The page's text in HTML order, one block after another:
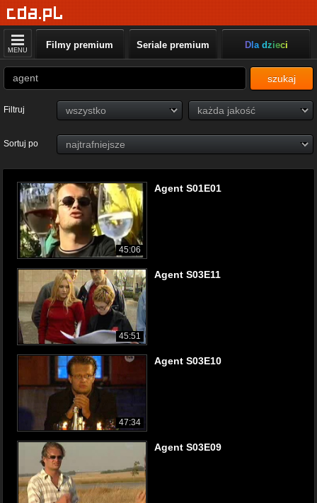
MENU Filmy premium Seriale premium Dla dzieci
szukaj
Filtruj
Sortuj po
45:06
Agent S01E01
45:51
Agent S03E11
47:34
Agent S03E10
Agent S03E09